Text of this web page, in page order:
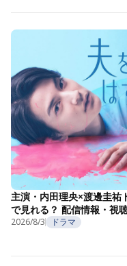
主演・内田理央×渡邊圭祐
で見れる？ 配信情報・視
2026/8/3 ドラマ